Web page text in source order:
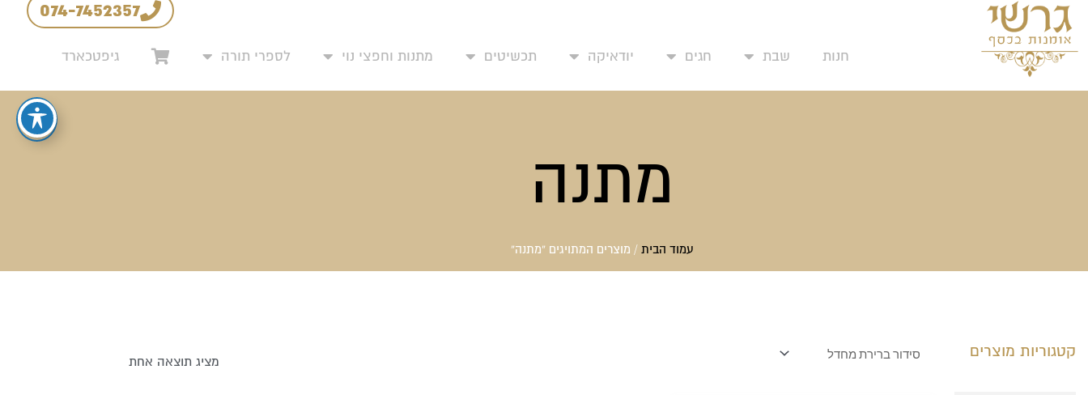
דילוג
לתוכן
074-7452357
חנות שבת חגים יודאיקה תכשיטים מתנות וחפצי נוי לספרי תורה גיפטכארד
מתנה
עמוד הבית / מוצרים המתויגים “מתנה”
קטגוריות מוצרים
מציג תוצאה אחת